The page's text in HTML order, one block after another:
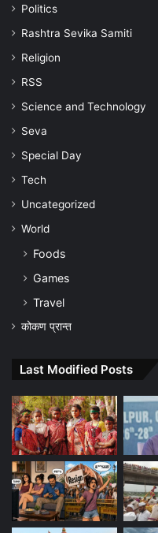
Politics
Rashtra Sevika Samiti
Religion
RSS
Science and Technology
Seva
Special Day
Tech
Uncategorized
World
Foods
Games
Travel
कोकण प्रान्त
Last Modified Posts